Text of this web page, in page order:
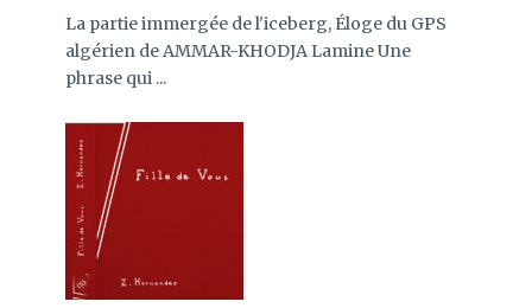
La partie immergée de l'iceberg, Éloge du GPS
algérien de AMMAR-KHODJA Lamine Une
phrase qui ...